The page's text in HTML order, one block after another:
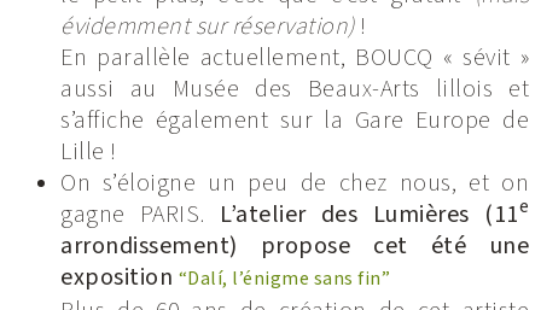
évidemment sur réservation)!
En parallèle actuellement, BOUCQ « sévit »
aussi au Musée des Beaux-Arts lillois et
s’affiche également sur la Gare Europe de
Lille !
On s’éloigne un peu de chez nous, et on
gagne PARIS. L’atelier des Lumières (11e
arrondissement) propose cet été une
exposition “Dalí, l’énigme sans fin”